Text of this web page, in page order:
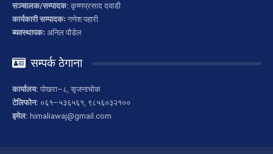
सञ्चालक/सम्पादक: कृष्णप्रसाद दवाडी
कार्यकारी सम्पादकः गणेश पहारी
ब्यवस्थापकः अनिल पौडेल
सम्पर्क ठेगाना
कार्यालय: पोखरा–८, सृजनाचोक
टेलिफोन: ०६१–५३६५६१, ९८५६०३२१००
इमेल: himaliawaj@gmail.com